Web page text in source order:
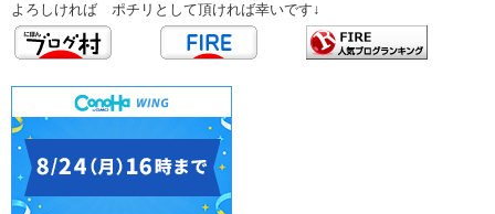
よろしければ ポチリとして頂ければ幸いです↓